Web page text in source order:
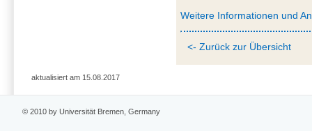
Weitere Informationen und
<- Zurück zur Übersicht
aktualisiert am 15.08.2017
© 2010 by Universität Bremen, Germany